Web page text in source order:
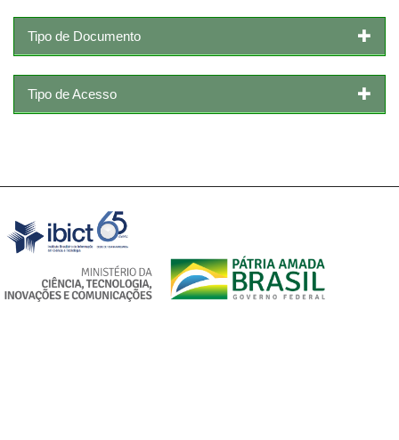
Tipo de Documento
Tipo de Acesso